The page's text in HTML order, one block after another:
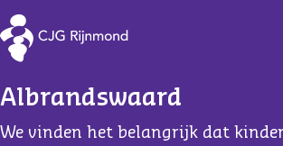
CJG Rijnmond
Albrandswaard
We vinden het belangrijk dat